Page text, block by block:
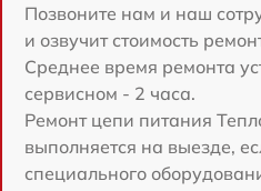
Позвоните нам и наш
и озвучит стоимость
Среднее время ремонта
сервисном - 2 часа.
Ремонт цепи питания
выполняется на выезде,
специального